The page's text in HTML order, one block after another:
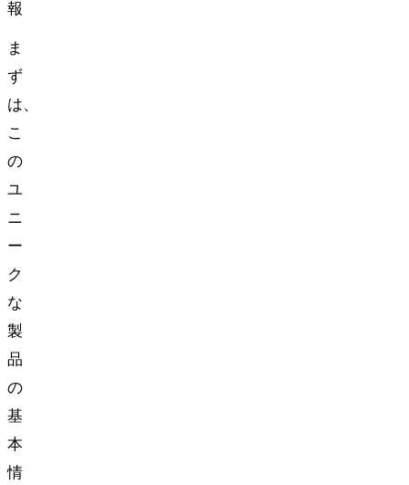
報
ま
ず
は、
こ
の
ユ
ニ
ー
ク
な
製
品
の
基
本
情